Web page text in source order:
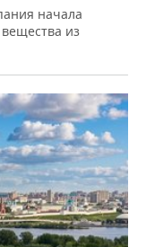
начала
из